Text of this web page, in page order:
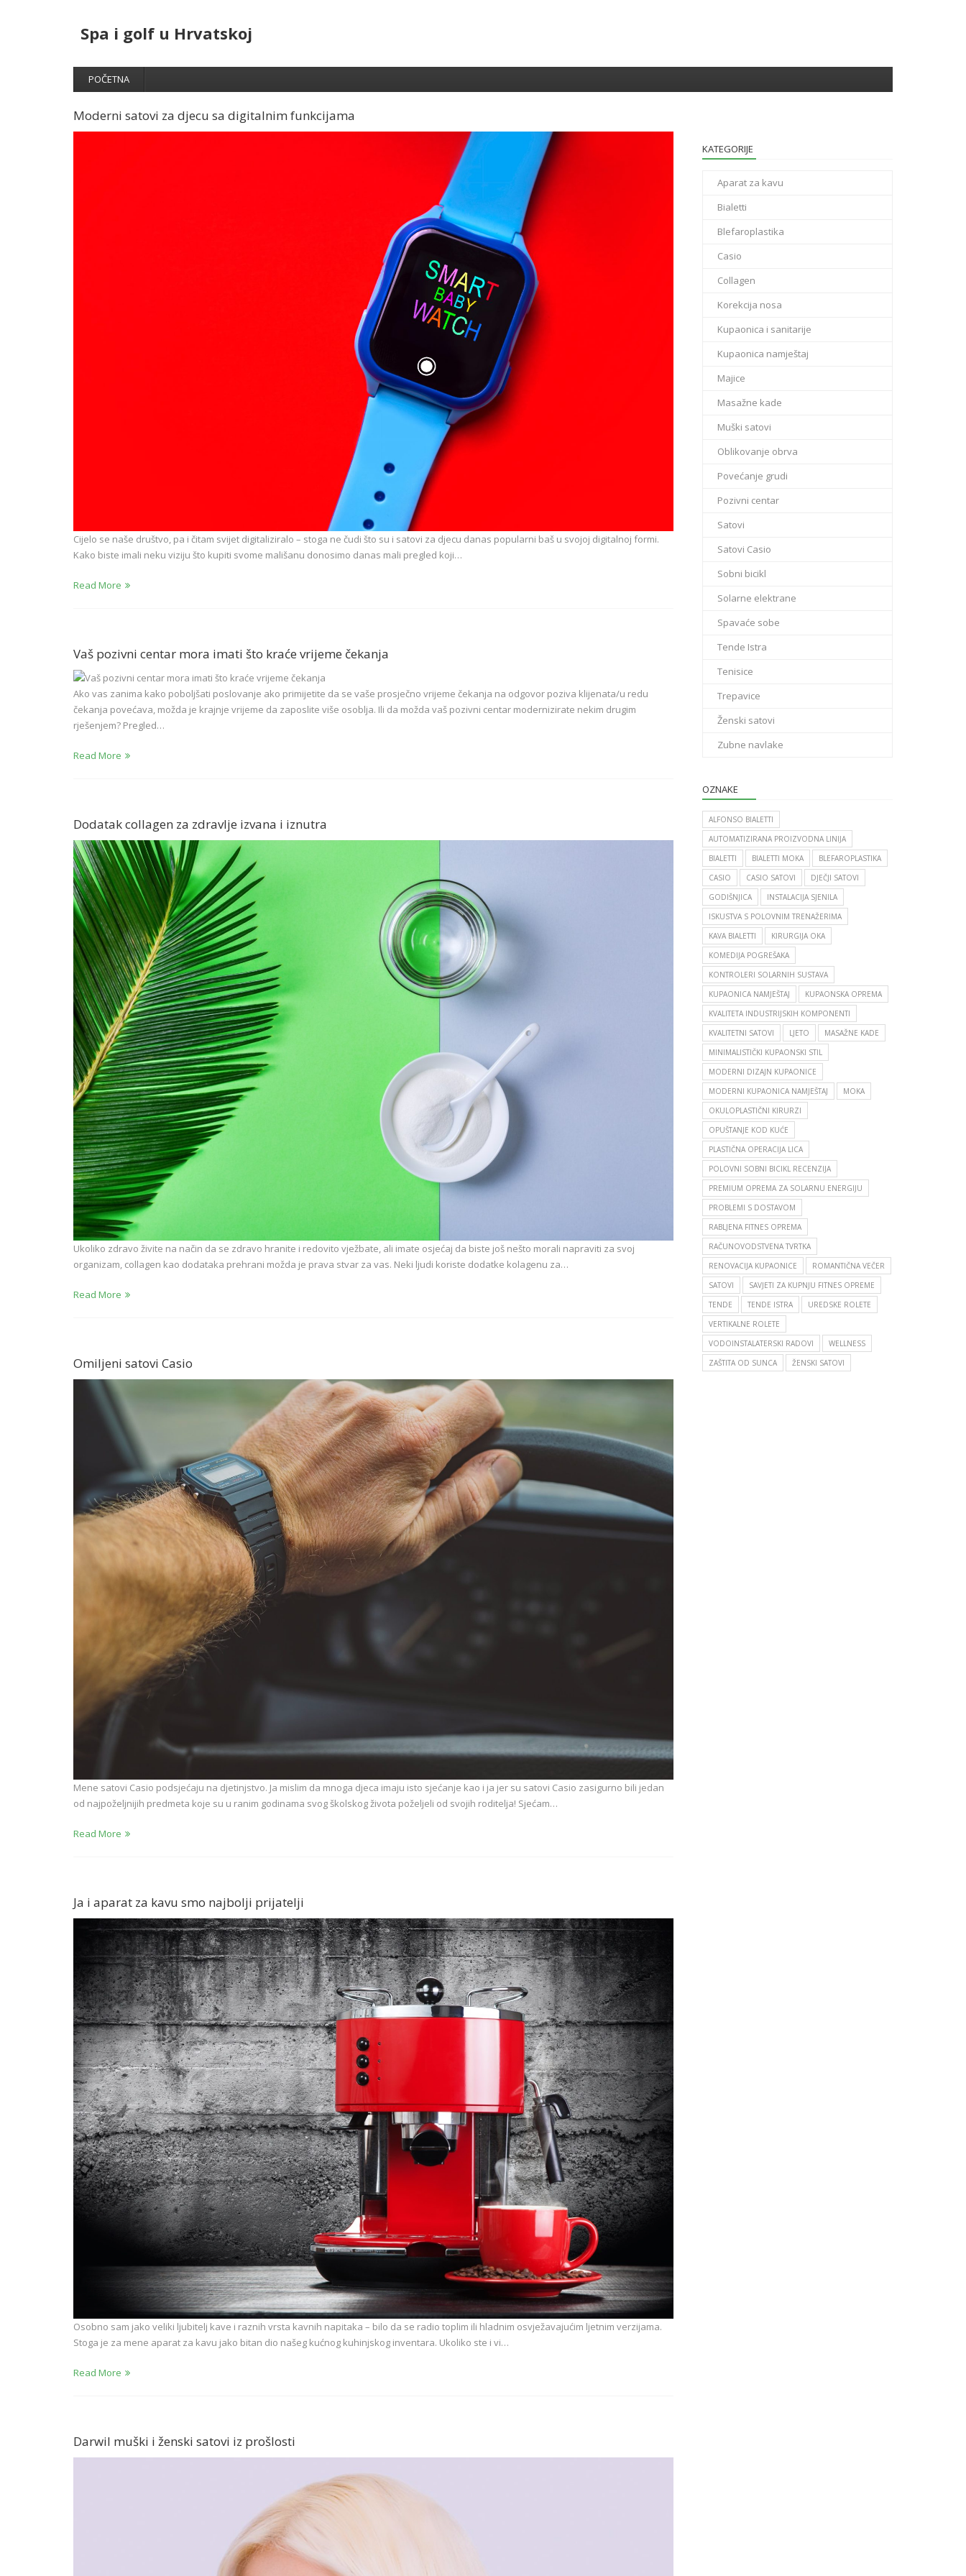
Spa i golf u Hrvatskoj
POČETNA
Moderni satovi za djecu sa digitalnim funkcijama
Cijelo se naše društvo, pa i čitam svijet digitaliziralo – stoga ne čudi što su i satovi za djecu danas popularni baš u svojoj digitalnoj formi.
Kako biste imali neku viziju što kupiti svome mališanu donosimo danas mali pregled koji…
Read More
Vaš pozivni centar mora imati što kraće vrijeme čekanja
Ako vas zanima kako poboljšati poslovanje ako primijetite da se vaše prosječno vrijeme čekanja na odgovor poziva klijenata/u redu
čekanja povećava, možda je krajnje vrijeme da zaposlite više osoblja. Ili da možda vaš pozivni centar modernizirate nekim drugim
rješenjem? Pregled…
Read More
Dodatak collagen za zdravlje izvana i iznutra
Ukoliko zdravo živite na način da se zdravo hranite i redovito vježbate, ali imate osjećaj da biste još nešto morali napraviti za svoj
organizam, collagen kao dodataka prehrani možda je prava stvar za vas. Neki ljudi koriste dodatke kolagenu za…
Read More
Omiljeni satovi Casio
Mene satovi Casio podsjećaju na djetinjstvo. Ja mislim da mnoga djeca imaju isto sjećanje kao i ja jer su satovi Casio zasigurno bili jedan
od najpoželjnijih predmeta koje su u ranim godinama svog školskog života poželjeli od svojih roditelja! Sjećam…
Read More
Ja i aparat za kavu smo najbolji prijatelji
Osobno sam jako veliki ljubitelj kave i raznih vrsta kavnih napitaka – bilo da se radio toplim ili hladnim osvježavajućim ljetnim verzijama.
Stoga je za mene aparat za kavu jako bitan dio našeg kućnog kuhinjskog inventara. Ukoliko ste i vi…
Read More
Darwil muški i ženski satovi iz prošlosti
KATEGORIJE
Aparat za kavu
Bialetti
Blefaroplastika
Casio
Collagen
Korekcija nosa
Kupaonica i sanitarije
Kupaonica namještaj
Majice
Masažne kade
Muški satovi
Oblikovanje obrva
Povećanje grudi
Pozivni centar
Satovi
Satovi Casio
Sobni bicikl
Solarne elektrane
Spavaće sobe
Tende Istra
Tenisice
Trepavice
Ženski satovi
Zubne navlake
OZNAKE
ALFONSO BIALETTI
AUTOMATIZIRANA PROIZVODNA LINIJA
BIALETTI
BIALETTI MOKA
BLEFAROPLASTIKA
CASIO
CASIO SATOVI
DJEČJI SATOVI
GODIŠNJICA
INSTALACIJA SJENILA
ISKUSTVA S POLOVNIM TRENAŽERIMA
KAVA BIALETTI
KIRURGIJA OKA
KOMEDIJA POGREŠAKA
KONTROLERI SOLARNIH SUSTAVA
KUPAONICA NAMJEŠTAJ
KUPAONSKA OPREMA
KVALITETA INDUSTRIJSKIH KOMPONENTI
KVALITETNI SATOVI
LJETO
MASAŽNE KADE
MINIMALISTIČKI KUPAONSKI STIL
MODERNI DIZAJN KUPAONICE
MODERNI KUPAONICA NAMJEŠTAJ
MOKA
OKULOPLASTIČNI KIRURZI
OPUŠTANJE KOD KUĆE
PLASTIČNA OPERACIJA LICA
POLOVNI SOBNI BICIKL RECENZIJA
PREMIUM OPREMA ZA SOLARNU ENERGIJU
PROBLEMI S DOSTAVOM
RABLJENA FITNES OPREMA
RAČUNOVODSTVENA TVRTKA
RENOVACIJA KUPAONICE
ROMANTIČNA VEČER
SATOVI
SAVJETI ZA KUPNJU FITNES OPREME
TENDE
TENDE ISTRA
UREDSKE ROLETE
VERTIKALNE ROLETE
VODOINSTALATERSKI RADOVI
WELLNESS
ZAŠTITA OD SUNCA
ŽENSKI SATOVI